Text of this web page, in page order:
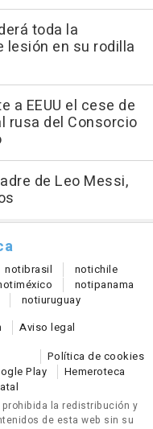
toda la
lesión en su rodilla
a EEUU el cese de
rusa del Consorcio
de Leo Messi,
notibrasil notichile
méxico notipanama
notiuruguay
Aviso legal
Política de cookies
Play
Hemeroteca
la redistribución y
de esta web sin su